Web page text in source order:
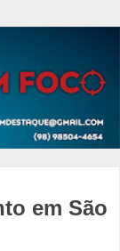
em São